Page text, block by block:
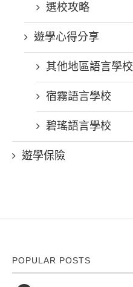
選校攻略
遊學心得分享
其他地區語言學校
宿霧語言學校
碧瑤語言學校
遊學保險
POPULAR POSTS